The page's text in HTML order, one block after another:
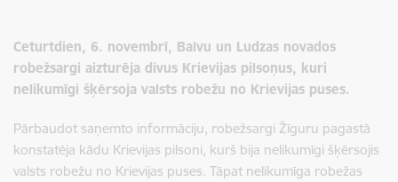
Ceturtdien, 6. novembrī, Balvu un Ludzas novados
robežsargi aizturēja divus Krievijas pilsoņus, kuri
nelikumīgi šķērsoja valsts robežu no Krievijas puses.
Pārbaudot saņemto informāciju, robežsargi Žīguru pagastā
konstatēja kādu Krievijas pilsoni, kurš bija nelikumīgi šķērsojis
valsts robežu no Krievijas puses. Tāpat nelikumīga robežas